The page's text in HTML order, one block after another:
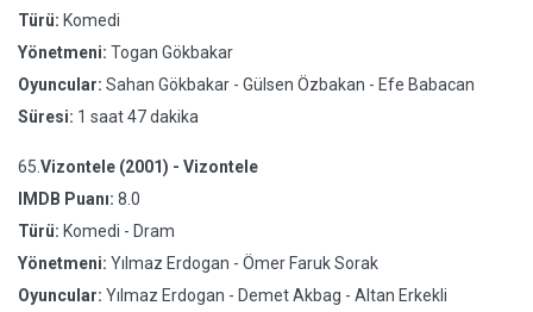
Türü: Komedi
Yönetmeni: Togan Gökbakar
Oyuncular: Sahan Gökbakar - Gülsen Özbakan - Efe Babacan
Süresi: 1 saat 47 dakika
65. Vizontele (2001) - Vizontele
IMDB Puanı: 8.0
Türü: Komedi - Dram
Yönetmeni: Yılmaz Erdogan - Ömer Faruk Sorak
Oyuncular: Yılmaz Erdogan - Demet Akbag - Altan Erkekli